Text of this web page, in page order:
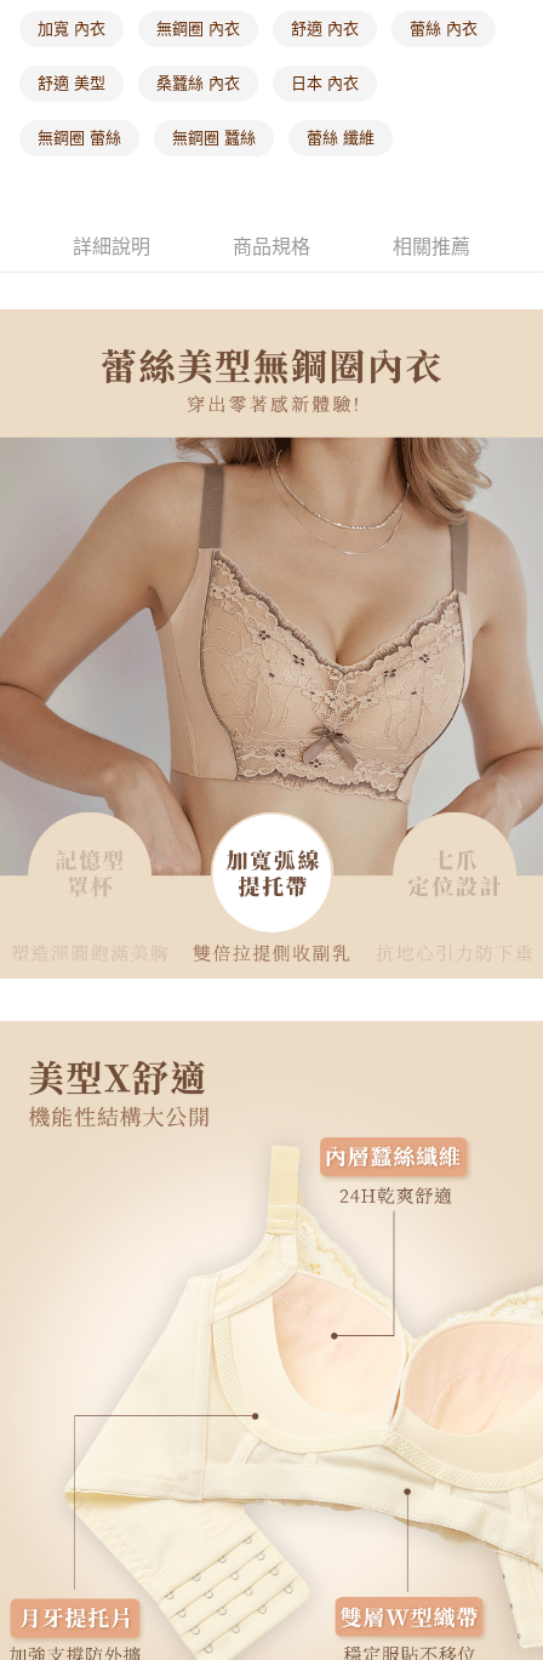
付款後門市自取
海外配送-港/澳/新/馬/泰國專屬
海外配送-其他亞洲地區
加寬 內衣 無鋼圈 內衣 舒適 內衣 蕾絲 內衣
舒適 美型 桑蠶絲 內衣 日本 內衣
無鋼圈 蕾絲 無鋼圈 蠶絲 蕾絲 纖維
詳細說明 商品規格 相關推薦